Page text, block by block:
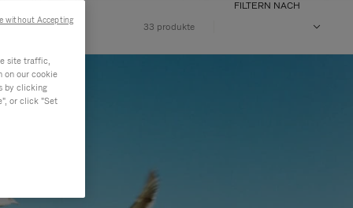
33 produkte
FILTERN NACH
site traffic,
on our cookie
by clicking
or click "Set
without Accepting